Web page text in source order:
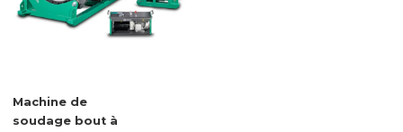
Machine de
soudage bout à